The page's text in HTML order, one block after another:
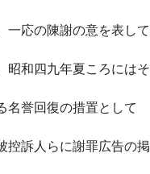
一応の陳謝の意を表して
昭和四九年夏ころにはそ
名誉回復の措置として
控訴人らに謝罪広告の掲